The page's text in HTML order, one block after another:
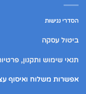
הסדרי נגישות
ביטול עסקה
תנאי שימוש ותקנון,
אפשרות משלוח ואיסוף